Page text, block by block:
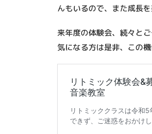
んもいるので、また成長を
来年度の体験会、続々と
気になる方は是非、この